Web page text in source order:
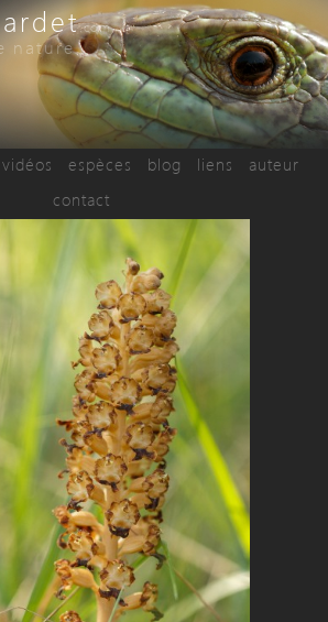
.com
nature
vidéos espèces blog liens
auteur
contact